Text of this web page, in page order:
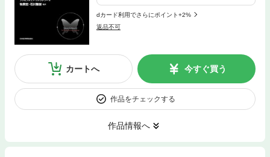
dカード利用でさらにポイント+2%
返品不可
カートへ 今すぐ買う
作品をチェックする
作品情報へ